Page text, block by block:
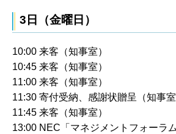
3日（金曜日）
10:00 来客（知事室）
10:45 来客（知事室）
11:00 来客（知事室）
11:30 寄付受納、感謝状贈呈（知事室
11:45 来客（知事室）
13:00 NEC「マネジメントフォーラ